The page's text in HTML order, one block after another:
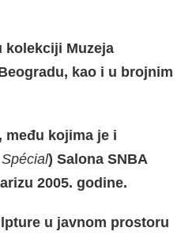
kolekciji Muzeja
kao i u brojnim
među kojima je i
) Salona SNBA
2005. godine.
u javnom prostoru